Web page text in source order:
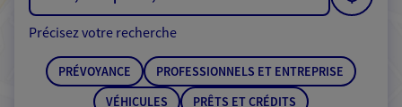
Précisez votre recherche
PRÉVOYANCE
PROFESSIONNELS ET ENTREPRISE
VÉHICULES
PRÊTS ET CRÉDITS